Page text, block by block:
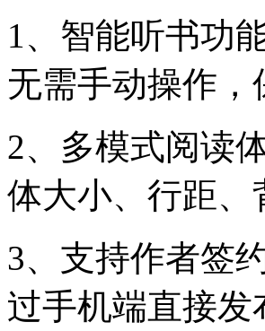
1、智能听书功
无需手动操作
2、多模式阅读
体大小、行距
3、支持作者签
过手机端直接